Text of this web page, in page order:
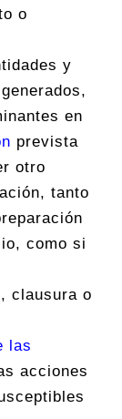
o
y
generados,
en
prevista
otro
tanto
como si
clausura o
las
acciones